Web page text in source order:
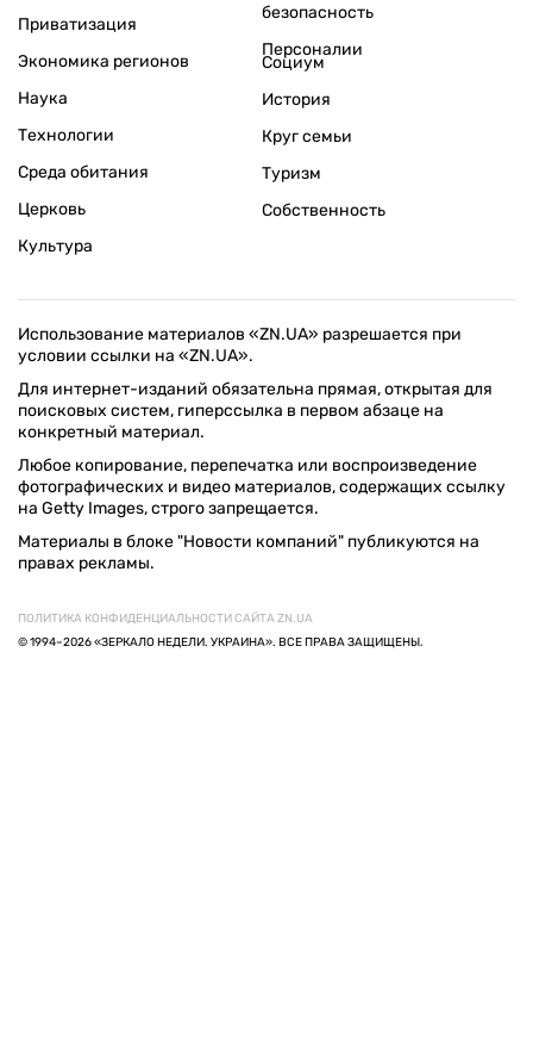
Приватизация
Экономика регионов
безопасность
Персоналии
Наука
Технологии
Среда обитания
Церковь
Культура
Социум
История
Круг семьи
Туризм
Собственность
Использование материалов «ZN.UA» разрешается при
условии ссылки на «ZN.UA».
Для интернет-изданий обязательна прямая, открытая для
поисковых систем, гиперссылка в первом абзаце на
конкретный материал.
Любое копирование, перепечатка или воспроизведение
фотографических и видео материалов, содержащих ссылку
на Getty Images, строго запрещается.
Материалы в блоке "Новости компаний" публикуются на
правах рекламы.
ПОЛИТИКА КОНФИДЕНЦИАЛЬНОСТИ САЙТА ZN.UA
© 1994–2026 «ЗЕРКАЛО НЕДЕЛИ. УКРАИНА». ВСЕ ПРАВА ЗАЩИЩЕНЫ.